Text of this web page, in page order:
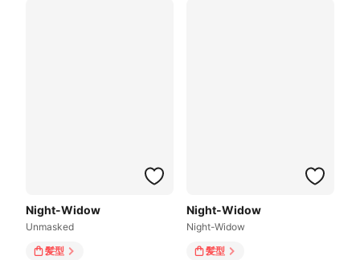
Night-Widow
Unmasked
髪型
Night-Widow
Night-Widow
髪型